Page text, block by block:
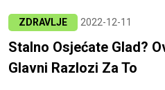
ZDRAVLJE 2022-12-11
Stalno Osjećate Glad?
Glavni Razlozi Za To